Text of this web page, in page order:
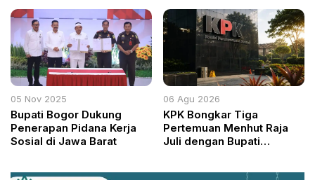
05 Nov 2025
Bupati Bogor Dukung
Penerapan Pidana Kerja
Sosial di Jawa Barat
06 Agu 2026
KPK Bongkar Tiga
Pertemuan Menhut Raja
Juli dengan Bupati